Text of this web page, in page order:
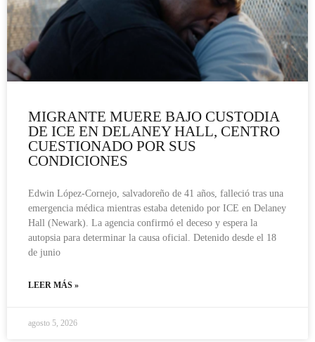
MIGRANTE MUERE BAJO CUSTODIA
DE ICE EN DELANEY HALL, CENTRO
CUESTIONADO POR SUS
CONDICIONES
Edwin López-Cornejo, salvadoreño de 41 años, falleció tras una
emergencia médica mientras estaba detenido por ICE en Delaney
Hall (Newark). La agencia confirmó el deceso y espera la
autopsia para determinar la causa oficial. Detenido desde el 18
de junio
LEER MÁS »
agosto 5, 2026